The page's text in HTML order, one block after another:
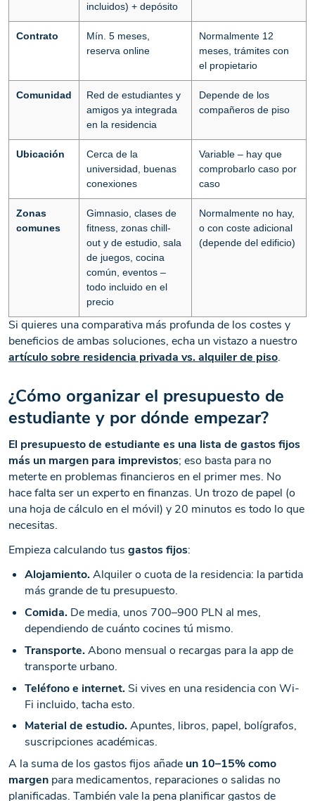
incluidos) + depósito
Contrato
Mín. 5 meses,
reserva online
Normalmente 12
meses, trámites con
el propietario
Comunidad
Red de estudiantes y
amigos ya integrada
en la residencia
Depende de los
compañeros de piso
Ubicación
Cerca de la
universidad, buenas
conexiones
Variable – hay que
comprobarlo caso por
caso
Zonas
comunes
Gimnasio, clases de
fitness, zonas chill-
out y de estudio, sala
de juegos, cocina
común, eventos –
todo incluido en el
precio
Normalmente no hay,
o con coste adicional
(depende del edificio)
Si quieres una comparativa más profunda de los costes y
beneficios de ambas soluciones, echa un vistazo a nuestro
artículo sobre residencia privada vs. alquiler de piso.
¿Cómo organizar el presupuesto de
estudiante y por dónde empezar?
El presupuesto de estudiante es una lista de gastos fijos
más un margen para imprevistos; eso basta para no
meterte en problemas financieros en el primer mes. No
hace falta ser un experto en finanzas. Un trozo de papel (o
una hoja de cálculo en el móvil) y 20 minutos es todo lo que
necesitas.
Empieza calculando tus gastos fijos:
Alojamiento.Alquiler o cuota de la residencia: la partida
más grande de tu presupuesto.
Comida. De media, unos 700–900 PLN al mes,
dependiendo de cuánto cocines tú mismo.
Transporte.Abono mensual o recargas para la app de
transporte urbano.
Teléfono e internet. Si vives en una residencia con Wi-
Fi incluido, tacha esto.
Material de estudio.Apuntes, libros, papel, bolígrafos,
suscripciones académicas.
A la suma de los gastos fijos añade un 10–15% como
margenpara medicamentos, reparaciones o salidas no
planificadas. También vale la pena planificar gastos de